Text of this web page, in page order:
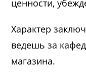
ценности,
Характер
ведешь за
магазина.